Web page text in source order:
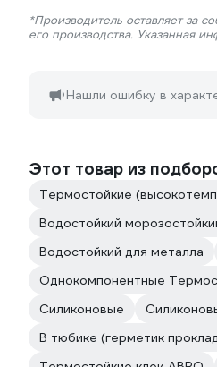
*Производитель оставляет за
его производства. Указанная
Нашли ошибку в
Этот товар из
Термостойкие
Водостойкий
Водостойкий для металла
Однокомпонентные
Силиконовые
В тюбике (герметик